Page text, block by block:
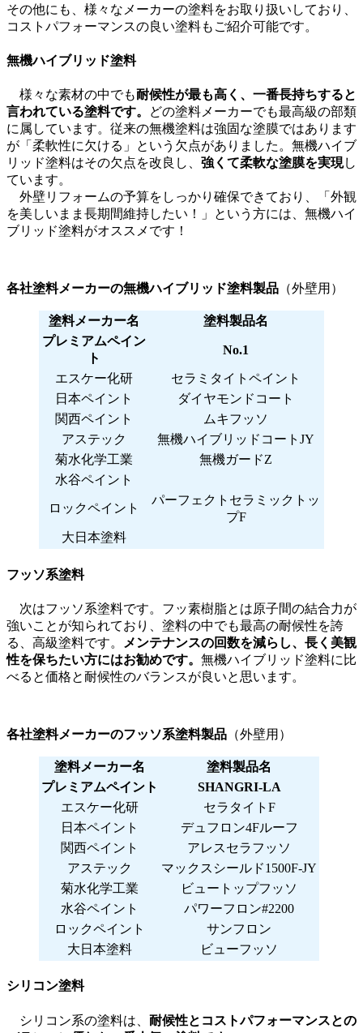
その他にも、様々なメーカーの塗料をお取り扱いしており、
コストパフォーマンスの良い塗料もご紹介可能です。
無機ハイブリッド塗料
様々な素材の中でも耐候性が最も高く、一番長持ちすると
言われている塗料です。
どの塗料メーカーでも最高級の部類
に属しています。従来の無機塗料は強固な塗膜ではあります
が「柔軟性に欠ける」という欠点がありました。無機ハイブ
リッド塗料はその欠点を改良し、 強くて柔軟な塗膜を実現し
ています。
外壁リフォームの予算をしっかり確保できており、「外観
を美しいまま長期間維持したい！」という方には、無機ハイ
ブリッド塗料がオススメです！
各社塗料メーカーの無機ハイブリッド塗料製品 （外壁用）
塗料メーカー名
塗料製品名
プレミアムペイン
ト
No.1
エスケー化研
セラミタイトペイント
日本ペイント
ダイヤモンドコート
関西ペイント
ムキフッソ
アステック
無機ハイブリッドコートJY
菊水化学工業
無機ガードZ
水谷ペイント
ロックペイント
パーフェクトセラミックトッ
プF
大日本塗料
フッソ系塗料
次はフッソ系塗料です。フッ素樹脂とは原子間の結合力が
強いことが知られており、塗料の中でも最高の耐候性を誇
る、高級塗料です。
メンテナンスの回数を減らし、長く美観
性を保ちたい方にはお勧めです。 無機ハイブリッド塗料に比
べると価格と耐候性のバランスが良いと思います。
各社塗料メーカーのフッソ系塗料製品 （外壁用）
塗料メーカー名
塗料製品名
プレミアムペイント
SHANGRI-LA
エスケー化研
セラタイトF
日本ペイント
デュフロン4Fルーフ
関西ペイント
アレスセラフッソ
アステック
マックスシールド1500F-JY
菊水化学工業
ビュートップフッソ
水谷ペイント
パワーフロン#2200
ロックペイント
サンフロン
大日本塗料
ビューフッソ
シリコン塗料
シリコン系の塗料は、 耐候性とコストパフォーマンスとの